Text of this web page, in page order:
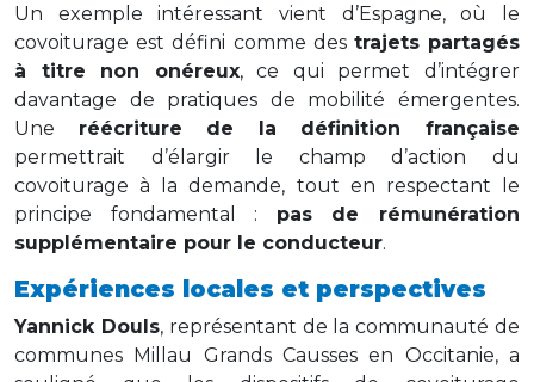
Un exemple intéressant vient d’Espagne, où le
covoiturage est défini comme des trajets partagés
à titre non onéreux, ce qui permet d’intégrer
davantage de pratiques de mobilité émergentes.
Une réécriture de la définition française
permettrait d’élargir le champ d’action du
covoiturage à la demande, tout en respectant le
principe fondamental : pas de rémunération
supplémentaire pour le conducteur.
Expériences locales et perspectives
Yannick Douls, représentant de la communauté de
communes Millau Grands Causses en Occitanie, a